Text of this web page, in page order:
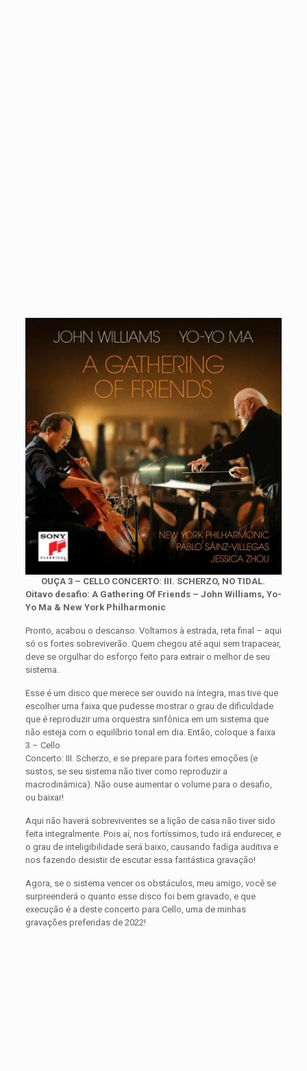
OUÇA 3 – CELLO CONCERTO: III. SCHERZO, NO TIDAL.
Oitavo desafio: A Gathering Of Friends – John Williams, Yo-
Yo Ma & New York Philharmonic
Pronto, acabou o descanso. Voltamos à estrada, reta final – aqui
só os fortes sobreviverão. Quem chegou até aqui sem trapacear,
deve se orgulhar do esforço feito para extrair o melhor de seu
sistema.
Esse é um disco que merece ser ouvido na íntegra, mas tive que
escolher uma faixa que pudesse mostrar o grau de dificuldade
que é reproduzir uma orquestra sinfônica em um sistema que
não esteja com o equilíbrio tonal em dia. Então, coloque a faixa
3 – Cello
Concerto: III. Scherzo, e se prepare para fortes emoções (e
sustos, se seu sistema não tiver como reproduzir a
macrodinâmica). Não ouse aumentar o volume para o desafio,
ou baixar!
Aqui não haverá sobreviventes se a lição de casa não tiver sido
feita integralmente. Pois aí, nos fortíssimos, tudo irá endurecer, e
o grau de inteligibilidade será baixo, causando fadiga auditiva e
nos fazendo desistir de escutar essa fantástica gravação!
Agora, se o sistema vencer os obstáculos, meu amigo, você se
surpreenderá o quanto esse disco foi bem gravado, e que
execução é a deste concerto para Cello, uma de minhas
gravações preferidas de 2022!